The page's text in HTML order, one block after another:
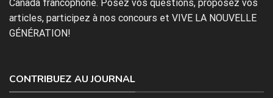
Canada francophone. Posez vos questions, proposez vos
articles, participez à nos concours et VIVE LA NOUVELLE
GÉNÉRATION!
CONTRIBUEZ AU JOURNAL